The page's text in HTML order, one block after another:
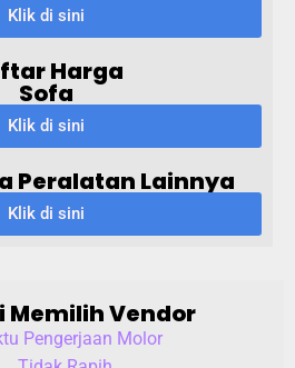
Klik di sini
Harga
Sofa
Klik di sini
Peralatan Lainnya
Klik di sini
Vendor
Pengerjaan Molor